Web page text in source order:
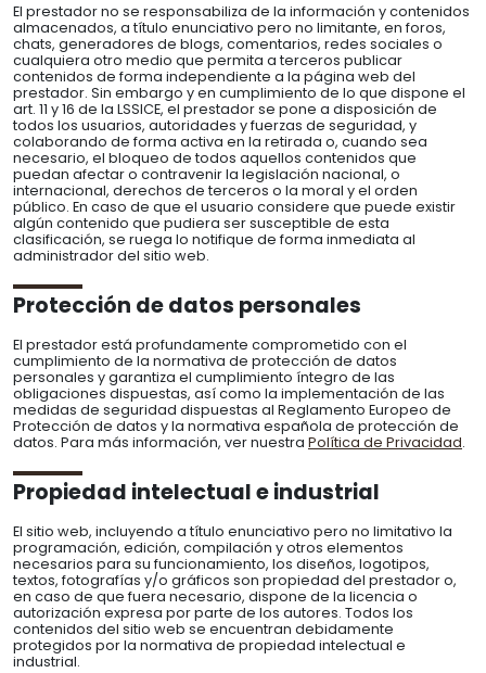
El prestador no se responsabiliza de la información y contenidos
almacenados, a título enunciativo pero no limitante, en foros,
chats, generadores de blogs, comentarios, redes sociales o
cualquiera otro medio que permita a terceros publicar
contenidos de forma independiente a la página web del
prestador. Sin embargo y en cumplimiento de lo que dispone el
art. 11 y 16 de la LSSICE, el prestador se pone a disposición de
todos los usuarios, autoridades y fuerzas de seguridad, y
colaborando de forma activa en la retirada o, cuando sea
necesario, el bloqueo de todos aquellos contenidos que
puedan afectar o contravenir la legislación nacional, o
internacional, derechos de terceros o la moral y el orden
público. En caso de que el usuario considere que puede existir
algún contenido que pudiera ser susceptible de esta
clasificación, se ruega lo notifique de forma inmediata al
administrador del sitio web.
Protección de datos personales
El prestador está profundamente comprometido con el
cumplimiento de la normativa de protección de datos
personales y garantiza el cumplimiento íntegro de las
obligaciones dispuestas, así como la implementación de las
medidas de seguridad dispuestas al Reglamento Europeo de
Protección de datos y la normativa española de protección de
datos. Para más información, ver nuestra Política de Privacidad.
Propiedad intelectual e industrial
El sitio web, incluyendo a título enunciativo pero no limitativo la
programación, edición, compilación y otros elementos
necesarios para su funcionamiento, los diseños, logotipos,
textos, fotografías y/o gráficos son propiedad del prestador o,
en caso de que fuera necesario, dispone de la licencia o
autorización expresa por parte de los autores. Todos los
contenidos del sitio web se encuentran debidamente
protegidos por la normativa de propiedad intelectual e
industrial.